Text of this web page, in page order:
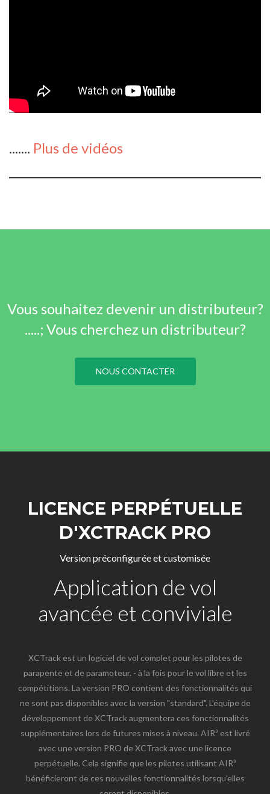
....... Plus de vidéos
Vous souhaitez devenir un distributeur?
.....; Vous cherchez un distributeur?
NOUS CONTACTER
LICENCE PERPÉTUELLE
D'XCTRACK PRO
Version préconfigurée et customisée
Application de vol
avancée et conviviale
XCTrack est un logiciel de vol complet pour les pilotes de
parapente et de paramoteur. - à la fois pour le vol libre et les
compétitions. La version PRO contient des fonctionnalités qui
ne sont pas disponibles avec la version "standard". L'équipe de
développement de XCTrack augmentera ces fonctionnalités
supplémentaires lors de futures mises à niveau. AIR³ est livré
avec une version PRO de XCTrack avec une licence
perpétuelle. Cela signifie que les pilotes utilisant AIR³
bénéficieront de ces nouvelles fonctionnalités lorsqu'elles